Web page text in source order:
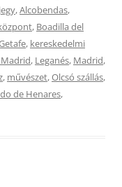
,Alcobendas,
, Boadilla del
, kereskedelmi
Madrid, Leganés, Madrid,
, művészet,Olcsó szállás,
de Henares,